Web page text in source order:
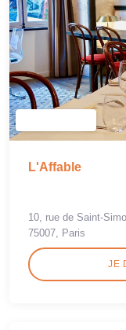
L'Affable
10, rue de Saint-
75007, Paris
JE